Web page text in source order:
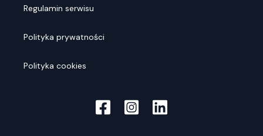
Regulamin serwisu
Polityka prywatności
Polityka cookies